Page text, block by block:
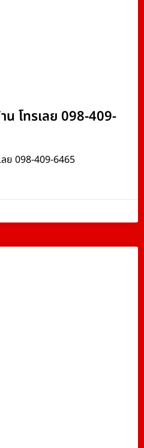
น โทรเลย 098-409-
ลย 098-409-6465